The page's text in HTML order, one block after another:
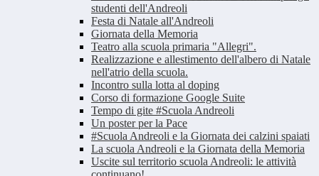
studenti dell'Andreoli
Festa di Natale all'Andreoli
Giornata della Memoria
Teatro alla scuola primaria "Allegri".
Realizzazione e allestimento dell'albero di Natale
nell'atrio della scuola.
Incontro sulla lotta al doping
Corso di formazione Google Suite
Tempo di gite #Scuola Andreoli
Un poster per la Pace
#Scuola Andreoli e la Giornata dei calzini spaiati
La scuola Andreoli e la Giornata della Memoria
Uscite sul territorio scuola Andreoli: le attività